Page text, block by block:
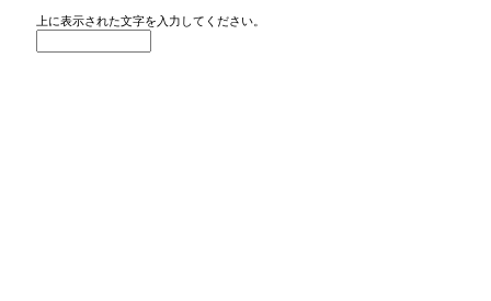
上に表示された文字を入力してください。